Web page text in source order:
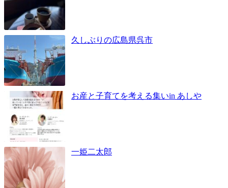
久しぶりの広島県呉市
お産と子育てを考える集いin あしや
一姫二太郎